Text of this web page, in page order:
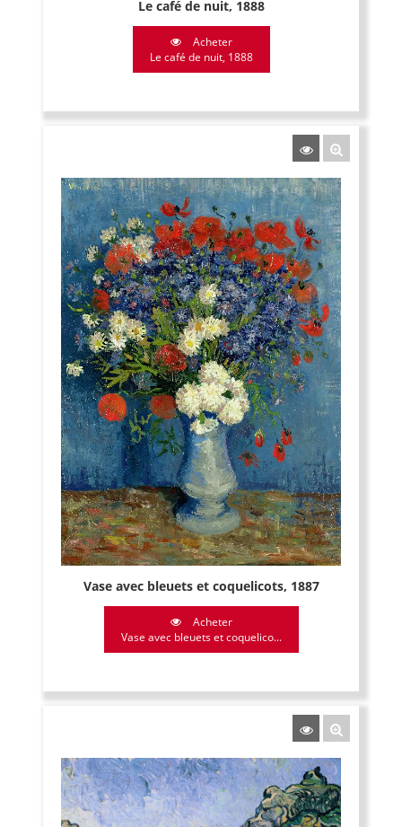
Le café de nuit, 1888
Acheter
Le café de nuit, 1888
Vase avec bleuets et coquelicots, 1887
Acheter
Vase avec bleuets et coquelico...